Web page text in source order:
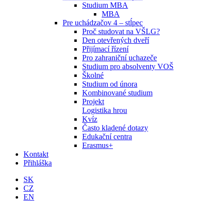
Studium MBA
MBA
Pre uchádzačov 4 – stĺpec
Proč studovat na VŠLG?
Den otevřených dveří
Přijímací řízení
Pro zahraniční uchazeče
Studium pro absolventy VOŠ
Školné
Studium od února
Kombinované studium
Projekt
Logistika hrou
Kvíz
Často kladené dotazy
Edukační centra
Erasmus+
Kontakt
Přihláška
SK
CZ
EN